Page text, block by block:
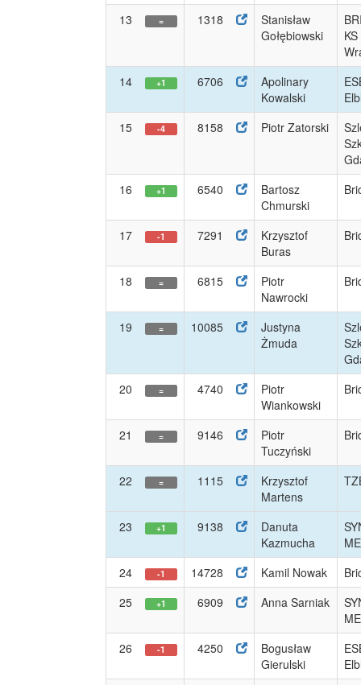
13 = 1318
Stanisław
Gołębiowski
14
+1 6706
Apolinary
Kowalski
15
-4 8158 Piotr Zatorski
16
+1 6540
Bartosz
Chmurski
17 -1 7291
Krzysztof
Buras
18 = 6815
Piotr
Nawrocki
19 = 10085
Justyna
Żmuda
20
= 4740
Piotr
Wiankowski
21 = 9146
Piotr
Tuczyński
22 = 1115
Krzysztof
Martens
23 +1 9138
Danuta
Kazmucha
24
-1 14728 Kamil Nowak
25
+1 6909 Anna Sarniak
26
-1 4250
Bogusław
Gierulski